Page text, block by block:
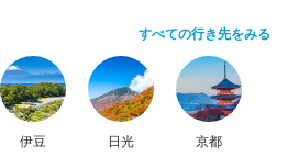
すべての行き先をみる
伊豆 日光 京都